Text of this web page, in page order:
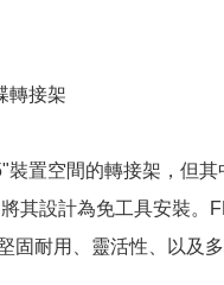
轉接架
置空間的轉接架，但
其設計為免工具安裝。
耐用、靈活性、以及多